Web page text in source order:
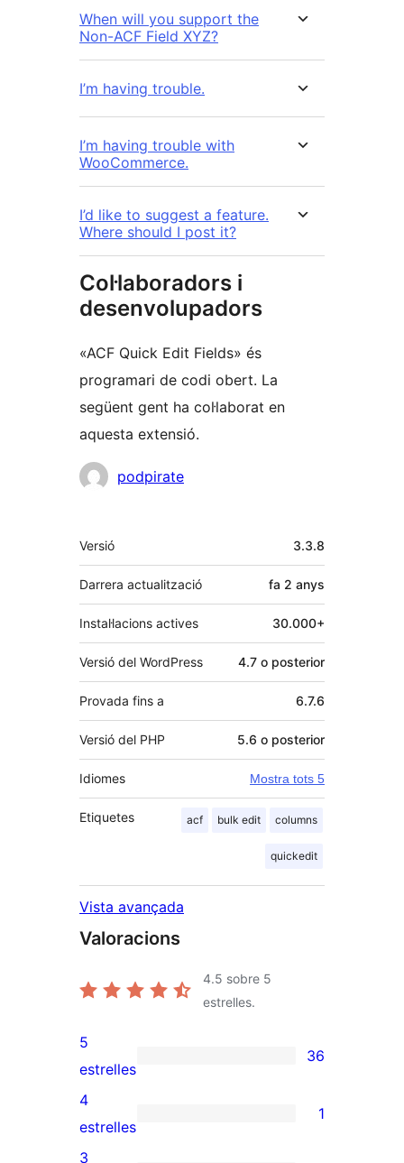
When will you support the
Non-ACF Field XYZ?
I’m having trouble.
I’m having trouble with
WooCommerce.
I’d like to suggest a feature.
Where should I post it?
Col·laboradors i
desenvolupadors
«ACF Quick Edit Fields» és
programari de codi obert. La
següent gent ha col·laborat en
aquesta extensió.
Col·laboradors
podpirate
Meta
Versió 3.3.8
Darrera actualització fa 2 anys
Instal·lacions actives 30.000+
Versió del WordPress 4.7 o posterior
Provada fins a 6.7.6
Versió del PHP 5.6 o posterior
Idiomes Mostra tots 5
Etiquetes acf bulk edit columns
quickedit
Vista avançada
Valoracions
4.5 sobre 5
estrelles.
36
valoracions
de
5
5
estrelles
36
1
valoració
4
estrelles
1
3